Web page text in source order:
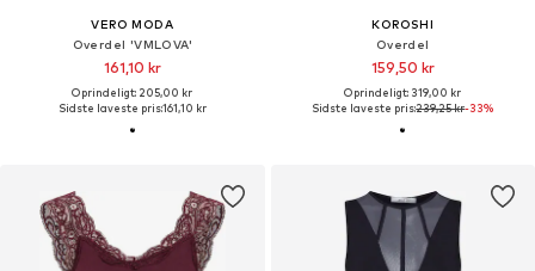
VERO MODA
Overdel 'VMLOVA'
161,10 kr
Oprindeligt: 205,00 kr
Sidste laveste pris:161,10 kr
KOROSHI
Overdel
159,50 kr
Oprindeligt: 319,00 kr
Sidste laveste pris:239,25 kr-33%